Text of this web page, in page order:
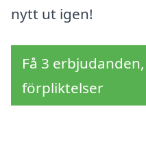
nytt ut igen!
Få 3
förpliktelser